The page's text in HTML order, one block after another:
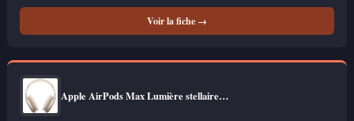
Voir la fiche →
Apple AirPods Max Lumière stellaire…